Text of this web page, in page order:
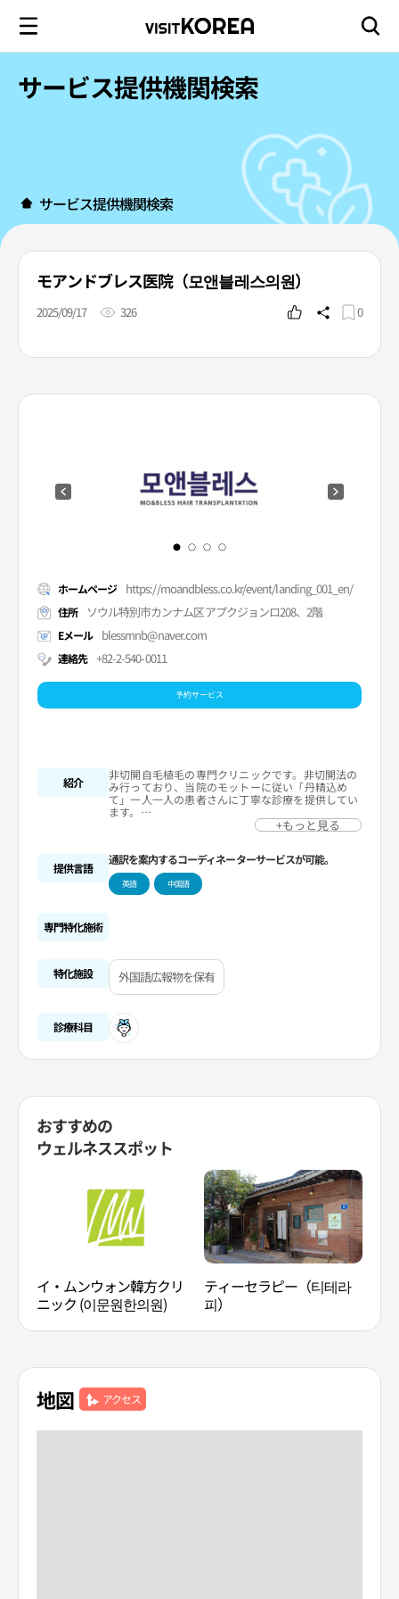
サービス提供機関検索
サービス提供機関検索
モアンドブレス医院（모앤블레스의원）
2025/09/17 326 0
ホームページ https://moandbless.co.kr/event/landing_001_en/
住所 ソウル特別市カンナム区アプクジョンロ208、2階
Eメール blessmnb@naver.com
連絡先 +82-2-540-0011
予約サービス
紹介
非切開自毛植毛の専門クリニックです。非切開法の
み行っており、当院のモットーに従い「丹精込め
て」一人一人の患者さんに丁寧な診療を提供してい
ます。
来院された方が医療スタッフの対応に感動され、知
人やご家族まで紹介してくださることが多く、その
そのように裏付けられた信頼のもと、安心して診療
を受けていただけます。
また、そうした口コミにより、韓国はもちろん海外
からも脱毛に悩む多くの方が来院されています。
+もっと見る
提供言語
通訳を案内するコーディネーターサービスが可能。
英語 中国語
専門特化施術
特化施設 外国語広報物を保有
診療科目
おすすめの
ウェルネススポット
イ・ムンウォン韓方クリ
ニック (이문원한의원)
ティーセラピー（티테라
피）
地図 アクセス